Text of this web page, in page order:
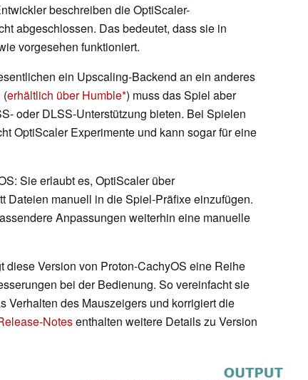
beschreiben die OptiScaler-
abgeschlossen. Das bedeutet, dass sie in
vorgesehen funktioniert.
ein Upscaling-Backend an ein anderes
(erhältlich über Humble ) muss das Spiel aber
oder DLSS-Unterstützung bieten. Bei Spielen
OptiScaler Experimente und kann sogar für eine
Sie erlaubt es, OptiScaler über
Dateien manuell in die Spiel-Präfixe einzufügen.
Anpassungen weiterhin eine manuelle
diese Version von Proton-CachyOS eine Reihe
bei der Bedienung. So vereinfacht sie
Verhalten des Mauszeigers und korrigiert die
Notesenthalten weitere Details zu Version